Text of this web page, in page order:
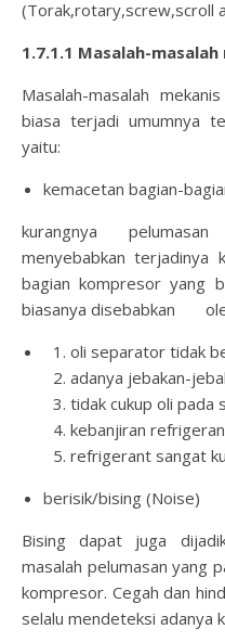
(Torak,rotary,screw,scroll
1.7.1.1 Masalah-masalah
Masalah-masalah
biasa terjadi umumnya
yaitu:
kemacetan bagian-
kurangnya
menyebabkan
bagian kompresor yang
biasanya disebabkan
oli separator tidak
adanya jebakan-
tidak cukup oli pada
kebanjiran
refrigerant sangat
berisik/bising (Noise)
Bising dapat juga
masalah pelumasan yang
kompresor. Cegah dan
selalu mendeteksi adanya